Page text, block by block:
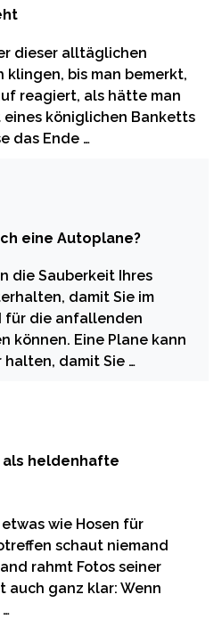
dieser alltäglichen
klingen, bis man bemerkt,
reagiert, als hätte man
königlichen Banketts
das Ende …
eine Autoplane?
die Sauberkeit Ihres
damit Sie im
für die anfallenden
können. Eine Plane kann
halten, damit Sie …
heldenhafte
wie Hosen für
schaut niemand
rahmt Fotos seiner
auch ganz klar: Wenn